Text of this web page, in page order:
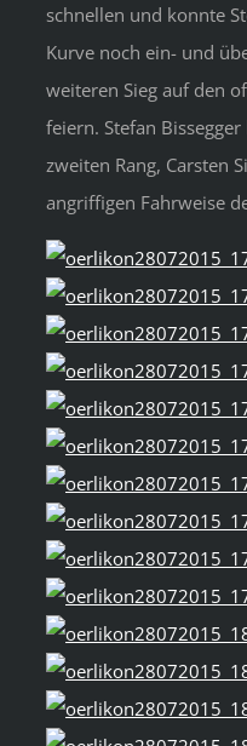
schnellen und konnte
Kurve noch ein- und
weiteren Sieg auf den
feiern. Stefan
zweiten Rang, Carsten
angriffigen Fahrweise